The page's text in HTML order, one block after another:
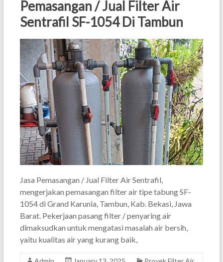
Pemasangan / Jual Filter Air
Sentrafil SF-1054 Di Tambun
Jasa Pemasangan / Jual Filter Air Sentrafil,
mengerjakan pemasangan filter air tipe tabung SF-
1054 di Grand Karunia, Tambun, Kab. Bekasi, Jawa
Barat. Pekerjaan pasang filter / penyaring air
dimaksudkan untuk mengatasi masalah air bersih,
yaitu kualitas air yang kurang baik,